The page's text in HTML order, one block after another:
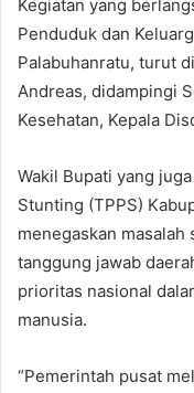
Kegiatan yang
Penduduk dan
Palabuhanratu, turut
Andreas, didampingi
Kesehatan, Kepala
Wakil Bupati yang
Stunting (TPPS)
menegaskan
tanggung jawab
prioritas nasional
manusia.
“Pemerintah pusat